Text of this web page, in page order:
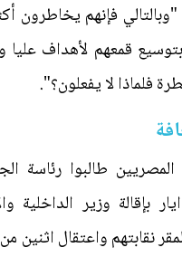
فإنهم يخاطرون
قمعهم لأهداف عليا
فلماذا لا يفعلون؟".
طالبوا رئاسة
بإقالة وزير الداخلية
نقابتهم واعتقال اثنين